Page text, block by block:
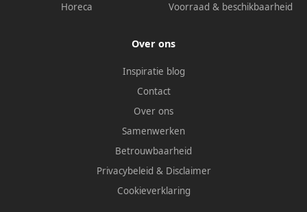
Horeca
Voorraad & beschikbaarheid
Over ons
Inspiratie blog
Contact
Over ons
Samenwerken
Betrouwbaarheid
Privacybeleid & Disclaimer
Cookieverklaring